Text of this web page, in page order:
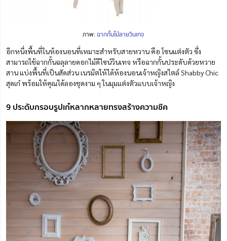
ภาพ:ฉากกั้นไม้ลายวินเทจ
อีกหนึ่งพื้นที่ในห้องนอนที่เหมาะสำหรับสายหวาน คือ โซนแต่งตัว ซึ่ง
สามารถใช้ฉากกั้นฉลุลายดอกไม้ดีไซน์วินเทจ หรือฉากกั้นประดับด้วยหวาย
สาน แบ่งพื้นที่เป็นสัดส่วน เนรมิตให้ได้ห้องนอนเจ้าหญิงสไตล์ Shabby Chic
สุดเก๋พร้อมให้คุณได้ลองชุดงาม ๆ ในมุมแต่งตัวแบบเจ้าหญิง
9 ประดับกรอบรูปเก๋หลากหลายทรงสร้างความชิค